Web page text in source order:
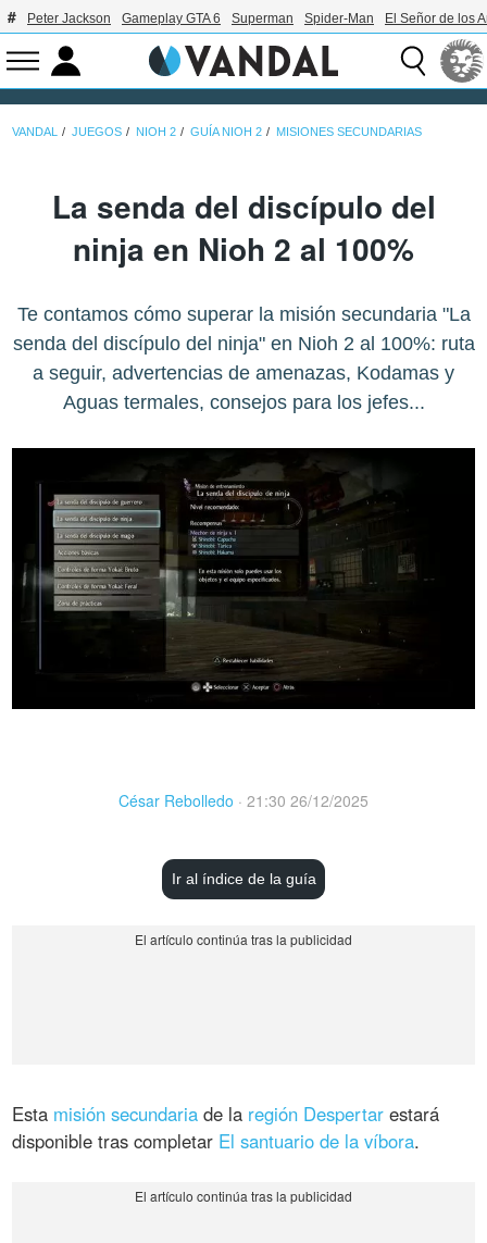
Peter Jackson Gameplay GTA 6 Superman Spider-Man El Señor de los
VANDAL JUEGOS NIOH 2 GUÍA NIOH 2 MISIONES SECUNDARIAS
La senda del discípulo del
ninja en Nioh 2 al 100%
Te contamos cómo superar la misión secundaria "La
senda del discípulo del ninja" en Nioh 2 al 100%: ruta
a seguir, advertencias de amenazas, Kodamas y
Aguas termales, consejos para los jefes...
César Rebolledo · 21:30 26/12/2025
Ir al índice de la guía
Esta misión secundaria de la región Despertar estará
disponible tras completar El santuario de la víbora.